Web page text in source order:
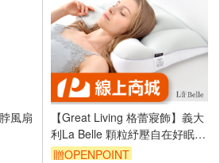
風扇
【Great Living 格蕾寢飾】義大
利La Belle 顆粒紓壓自在好眠枕
四季枕 冷暖枕 枕頭
贈OPENPOINT